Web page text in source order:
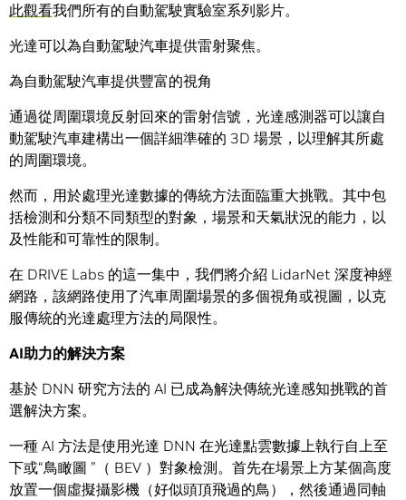
此觀看我們所有的自動駕駛實驗室系列影片。
光達可以為自動駕駛汽車提供雷射聚焦。
為自動駕駛汽車提供豐富的視角
通過從周圍環境反射回來的雷射信號，光達感測器可以讓自
動駕駛汽車建構出一個詳細準確的 3D 場景，以理解其所處
的周圍環境。
然而，用於處理光達數據的傳統方法面臨重大挑戰。其中包
括檢測和分類不同類型的對象，場景和天氣狀況的能力，以
及性能和可靠性的限制。
在 DRIVE Labs 的這一集中，我們將介紹 LidarNet 深度神經
網路，該網路使用了汽車周圍場景的多個視角或視圖，以克
服傳統的光達處理方法的局限性。
AI助力的解決方案
基於 DNN 研究方法的 AI 已成為解決傳統光達感知挑戰的首
選解決方案。
一種 AI 方法是使用光達 DNN 在光達點雲數據上執行自上至
下或“鳥瞰圖 ”（ BEV ）對象檢測。首先在場景上方某個高度
放置一個虛擬攝影機（好似頭頂飛過的鳥），然後通過同軸